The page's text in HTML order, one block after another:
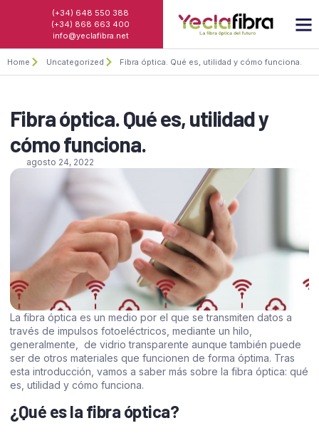
(+34) 648 550 388
(+34) 868 663 400
info@yeclafibra.net
Home Uncategorized Fibra óptica. Qué es, utilidad y cómo funciona.
Fibra óptica. Qué es, utilidad y
cómo funciona.
agosto 24, 2022
La fibra óptica es un medio por el que se transmiten datos a
través de impulsos fotoeléctricos, mediante un hilo,
generalmente, de vidrio transparente aunque también puede
ser de otros materiales que funcionen de forma óptima. Tras
esta introducción, vamos a saber más sobre la fibra óptica: qué
es, utilidad y cómo funciona.
¿Qué es la fibra óptica?